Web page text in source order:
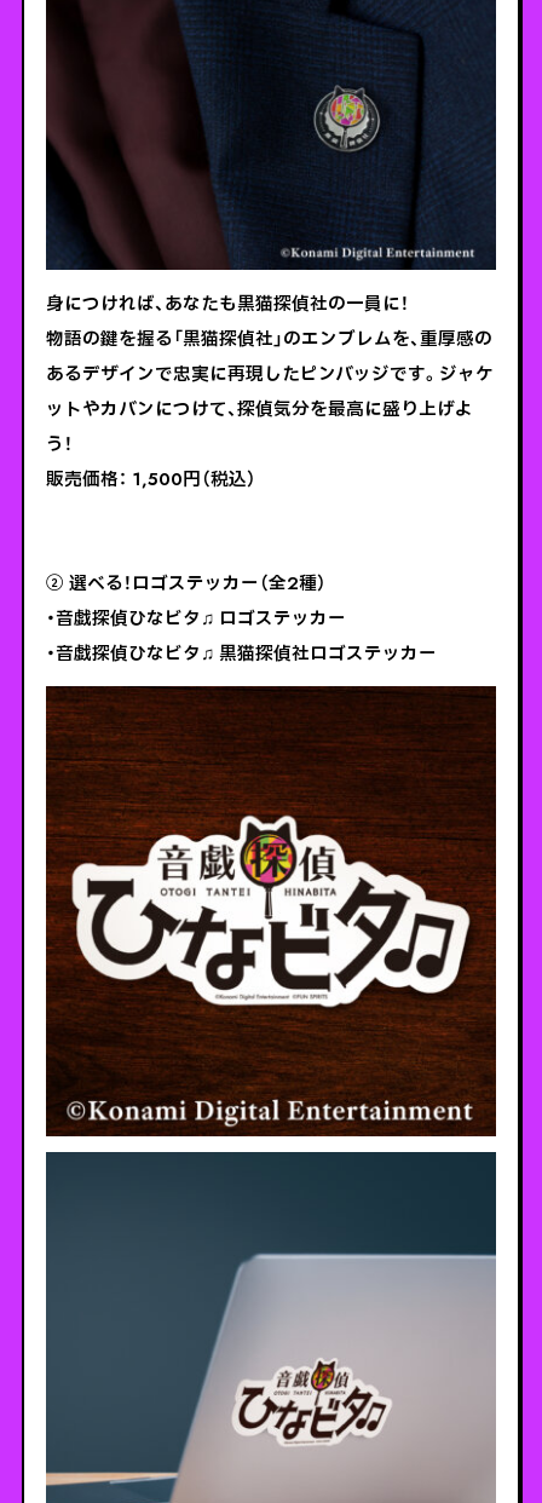
身につければ、あなたも黒猫探偵社の一員に！
物語の鍵を握る「黒猫探偵社」のエンブレムを、重厚感の
あるデザインで忠実に再現したピンバッジです。ジャケ
ットやカバンにつけて、探偵気分を最高に盛り上げよ
う！
販売価格： 1,500円（税込）
② 選べる！ロゴステッカー（全2種）
・音戯探偵ひなビタ♫ ロゴステッカー
・音戯探偵ひなビタ♫ 黒猫探偵社ロゴステッカー